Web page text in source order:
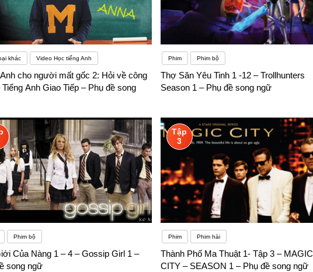
khác Video Học tiếng Anh
cho người mất gốc 2: Hỏi về công
Anh Giao Tiếp – Phụ đề song
Phim Phim bộ
Thợ Săn Yêu Tinh 1 -12 – Trollhunters
Season 1 – Phụ đề song ngữ
Phim bộ
Của Nàng 1 – 4 – Gossip Girl 1 –
song ngữ
Tập
3
Phim Phim hài
Thành Phố Ma Thuật 1- Tập 3 – MAGIC
CITY – SEASON 1 – Phụ đề song ngữ